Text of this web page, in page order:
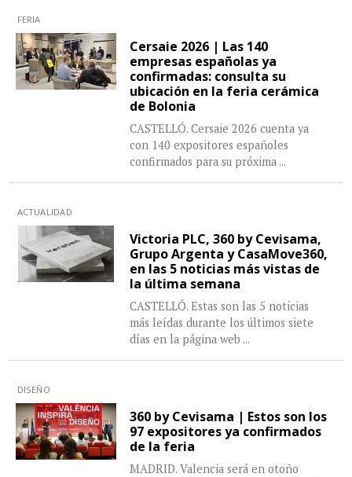
FERIA
Cersaie 2026 | Las 140
empresas españolas ya
confirmadas: consulta su
ubicación en la feria cerámica
de Bolonia
CASTELLÓ. Cersaie 2026 cuenta ya
con 140 expositores españoles
confirmados para su próxima ...
ACTUALIDAD
Victoria PLC, 360 by Cevisama,
Grupo Argenta y CasaMove360,
en las 5 noticias más vistas de
la última semana
CASTELLÓ. Estas son las 5 noticias
más leídas durante los últimos siete
días en la página web ...
DISEÑO
360 by Cevisama | Estos son los
97 expositores ya confirmados
de la feria
MADRID. Valencia será en otoño